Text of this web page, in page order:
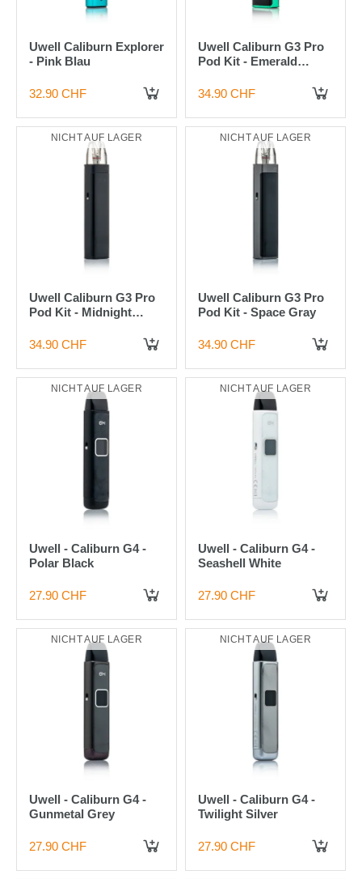
Uwell Caliburn Explorer
- Pink Blau
32.90 CHF
Uwell Caliburn G3 Pro
Pod Kit - Emerald
34.90 CHF
NICHT AUF LAGER
Uwell Caliburn G3 Pro
Pod Kit - Midnight
34.90 CHF
NICHT AUF LAGER
Uwell Caliburn G3 Pro
Pod Kit - Space Gray
34.90 CHF
NICHT AUF LAGER
Uwell - Caliburn G4 -
Polar Black
27.90 CHF
NICHT AUF LAGER
Uwell - Caliburn G4 -
Seashell White
27.90 CHF
NICHT AUF LAGER
Uwell - Caliburn G4 -
Gunmetal Grey
27.90 CHF
NICHT AUF LAGER
Uwell - Caliburn G4 -
Twilight Silver
27.90 CHF